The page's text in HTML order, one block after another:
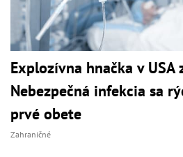
Explozívna hnačka v USA
Nebezpečná infekcia sa
prvé obete
Zahraničné